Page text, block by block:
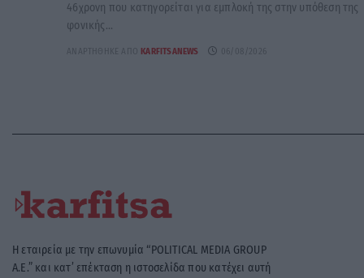
46χρονη που κατηγορείται για εμπλοκή της στην υπόθεση της
φονικής...
KARFITSANEWS 06/08/2026
Η εταιρεία με την επωνυμία “POLITICAL MEDIA GROUP
A.E.” και κατ’ επέκταση η ιστοσελίδα που κατέχει αυτή